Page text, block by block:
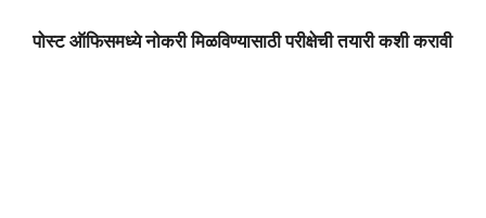
पोस्ट ऑफिसमध्ये नोकरी मिळविण्यासाठी परीक्षेची तयारी कशी करावी